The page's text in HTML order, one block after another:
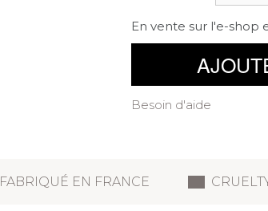
En vente sur l'e-shop
Besoin d'aide
FABRIQUÉ EN FRANCE